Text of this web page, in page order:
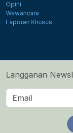
Opini
Wawancara
Laporan Khusus
Langganan